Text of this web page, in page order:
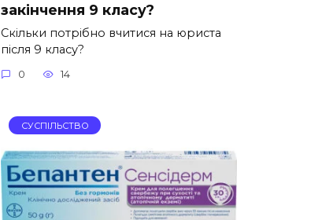
закінчення 9 класу?
Скільки потрібно вчитися на юриста
після 9 класу?
0 14
СУСПІЛЬСТВО